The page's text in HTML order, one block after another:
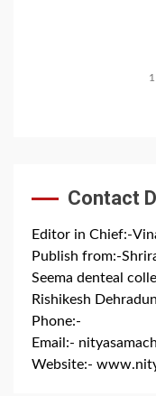
1
Contact
Editor in Chief:-
Publish from:-
Seema denteal
Rishikesh
Phone:-
Email:-
Website:-